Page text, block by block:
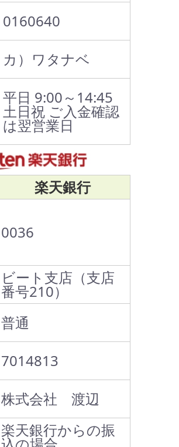
0160640
カ）ワタナベ
平日 9:00～14:45
土日祝 ご入金確認
は翌営業日
楽天銀行
0036
ビート支店（支店
番号210）
普通
7014813
株式会社 渡辺
楽天銀行からの振